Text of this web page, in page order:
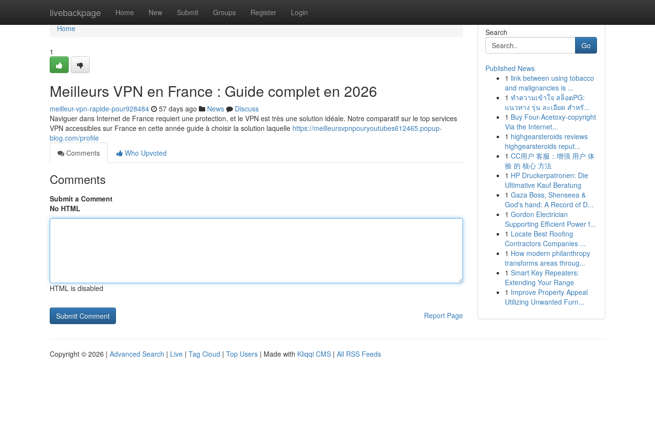
livebackpage Home New Submit Groups Register Login
Home
Home
1
Meilleurs VPN en France : Guide complet en 2026
meilleur-vpn-rapide-pour928484 57 days ago News
Discuss
Naviguer dans Internet de France requiert une protection, et le VPN est très une solution idéale. Notre comparatif sur le top services
VPN accessibles sur France en cette année guide à choisir la solution laquelle https://meilleursvpnpouryoutubes612465.popup-
blog.com/profile
Comments
Who Upvoted
Comments
Submit a Comment
No HTML
HTML is disabled
Report Page
Search
Go
Published News
1 link between using tobacco
and malignancies is ...
1 ทำความเข้าใจ สล็อตPG:
แนวทาง รุ่น ละเอียด สำหรั...
1 Buy Four-Acetoxy-copyright
Via the Internet...
1 highgearsteroids reviews
highgearsteroids reput...
1 CC用户 客服：增强 用户 体
验 的 核心 方法
1 HP Druckerpatronen: Die
Ultimative Kauf Beratung
1 Gaza Boss, Shenseea &
God's hand: A Record of D...
1 Gordon Electrician
Supporting Efficient Power f...
1 Locate Best Roofing
Contractors Companies ...
1 How modern philanthropy
transforms areas throug...
1 Smart Key Repeaters:
Extending Your Range
1 Improve Property Appeal
Utilizing Unwanted Furn...
Copyright © 2026 | Advanced Search | Live | Tag Cloud | Top Users | Made with Kliqqi CMS | All RSS Feeds